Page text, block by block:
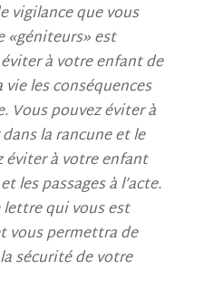
vigilance que vous
«géniteurs» est
à votre enfant de
les conséquences
Vous pouvez éviter à
la rancune et le
éviter à votre enfant
les passages à l’acte.
lettre qui vous est
vous permettra de
sécurité de votre